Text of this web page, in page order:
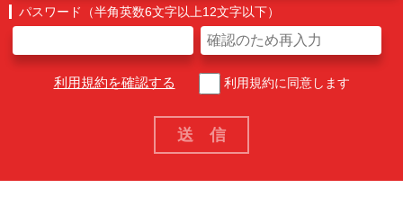
パスワード（半角英数6文字以上12文字以下）
利用規約を確認する 利用規約に同意します